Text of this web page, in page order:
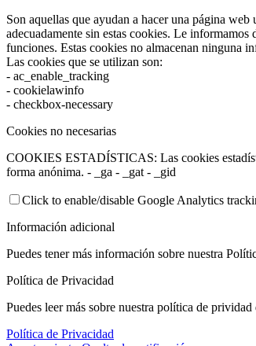
Son aquellas que ayudan a hacer una página
adecuadamente sin estas cookies. Le
funciones. Estas cookies no almacenan ninguna
Las cookies que se utilizan son:
- ac_enable_tracking
- cookielawinfo
- checkbox-necessary
Cookies no necesarias
COOKIES ESTADÍSTICAS: Las cookies
forma anónima. - _ga - _gat - _gid
Click to enable/disable Google Analytics
Información adicional
Puedes tener más información sobre nuestra
Política de Privacidad
Puedes leer más sobre nuestra política de prividad
Política de Privacidad